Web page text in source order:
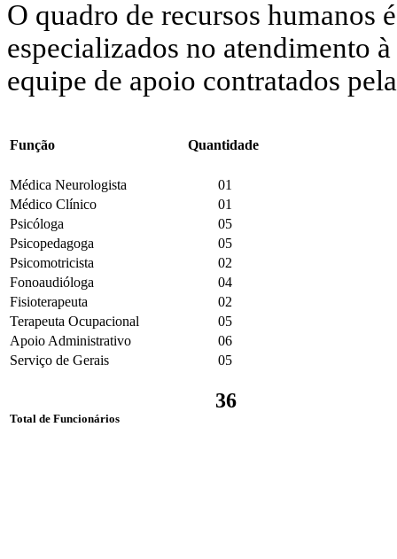
O quadro de recursos humanos
especializados no atendimento
equipe de apoio contratados
Função Quantidade
Médica Neurologista
01
Médico Clínico
01
Psicóloga
05
Psicopedagoga
05
Psicomotricista
02
Fonoaudióloga
04
Fisioterapeuta
02
Terapeuta Ocupacional
05
Apoio Administrativo
06
Serviço de Gerais
05
Total de Funcionários
36